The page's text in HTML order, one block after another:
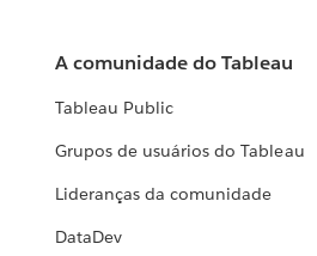
A comunidade do Tableau
Tableau Public
Grupos de usuários do Tableau
Lideranças da comunidade
DataDev